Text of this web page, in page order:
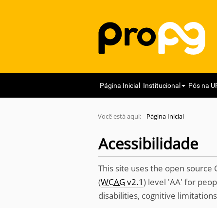
Página Inicial Institucional Pós na
Você está aqui: Página Inicial
Acessibilidade
This site uses the open
(WCAGv2.1) level 'AA' for
disabilities, cognitive